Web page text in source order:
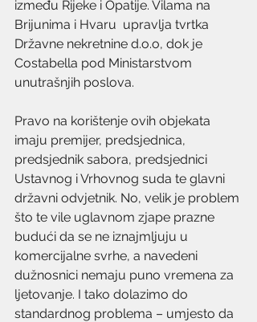
između Rijeke i Opatije. Vilama na
Brijunima i Hvaru  upravlja tvrtka
Državne nekretnine d.o.o, dok je
Costabella pod Ministarstvom
unutrašnjih poslova.
Pravo na korištenje ovih objekata
imaju premijer, predsjednica,
predsjednik sabora, predsjednici
Ustavnog i Vrhovnog suda te glavni
državni odvjetnik. No, velik je problem
što te vile uglavnom zjape prazne
budući da se ne iznajmljuju u
komercijalne svrhe, a navedeni
dužnosnici nemaju puno vremena za
ljetovanje. I tako dolazimo do
standardnog problema – umjesto da